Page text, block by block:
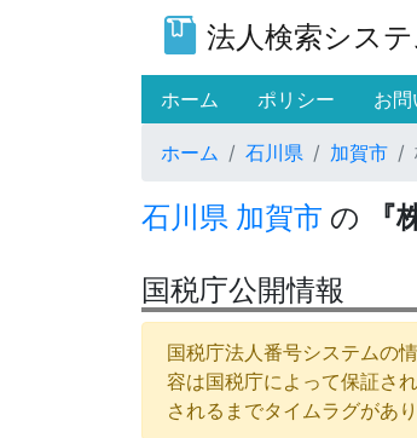
法人検索シス
ホーム (current)
ポリシー お
ホーム 石川県 加賀市
石川県 加賀市 の
国税庁公開情報
国税庁法人番号システムの
容は国税庁によって保証さ
されるまでタイムラグがあ